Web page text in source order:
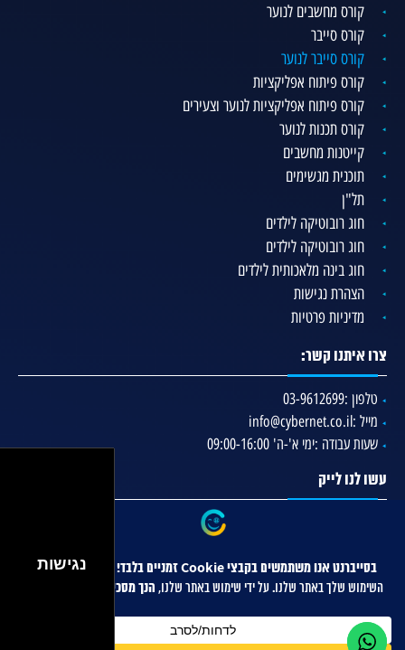
קורס מחשבים לנוער
קורס סייבר
קורס סייבר לנוער
קורס פיתוח אפליקציות
קורס פיתוח אפליקציות לנוער וצעירים
קורס תכנות לנוער
קייטנות מחשבים
תוכנית מגשימים
תל"ן
חוג רובוטיקה לילדים
חוג רובוטיקה לילדים
חוג בינה מלאכותית לילדים
הצהרת נגישות
מדיניות פרטיות
צרו איתנו קשר:
טלפון :03-9612699
מייל : info@cybernet.co.il
שעות עבודה :ימי א'-ה' 09:00-16:00
עשו לנו לייק
נגישות